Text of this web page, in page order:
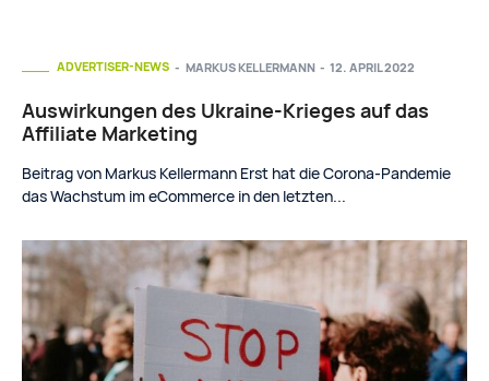
ADVERTISER-NEWS
Auswirkungen des Ukraine-Krieges auf das
Affiliate Marketing
MARKUS KELLERMANN - 12. APRIL 2022
Beitrag von Markus Kellermann Erst hat die Corona-Pandemie
das Wachstum im eCommerce in den letzten...